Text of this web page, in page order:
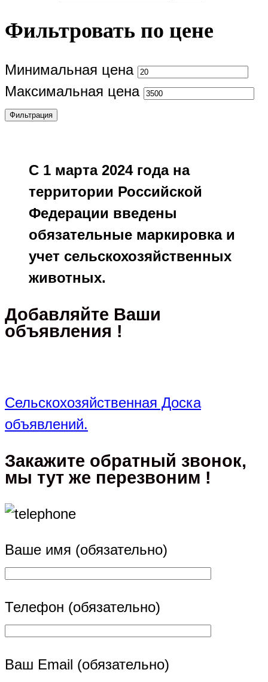
Фильтровать по цене
Минимальная цена
Максимальная цена
Фильтрация
С 1 марта 2024 года на
территории Российской
Федерации введены
обязательные маркировка и
учет сельскохозяйственных
животных.
Добавляйте Ваши
объявления !
Сельскохозяйственная Доска
объявлений.
Закажите обратный звонок,
мы тут же перезвоним !
Ваше имя (обязательно)
Телефон (обязательно)
Ваш Email (обязательно)